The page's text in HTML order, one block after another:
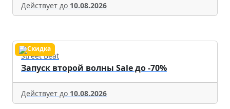
Действует до 10.08.2026
Street Beat
Запуск второй волны Sale до -70%
Действует до 10.08.2026